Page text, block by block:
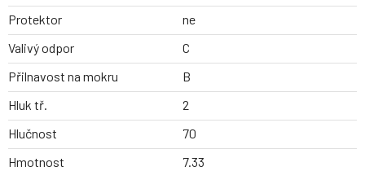
Protektor
ne
Valivý odpor
C
Přilnavost na mokru
B
Hluk tř.
2
Hlučnost
70
Hmotnost
7.33